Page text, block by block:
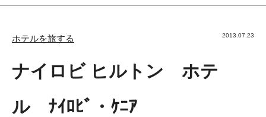
2013.07.23
ホテルを旅する
ナイロビ ヒルトン ホテ
ル ﾅｲﾛﾋﾞ・ｹﾆｱ